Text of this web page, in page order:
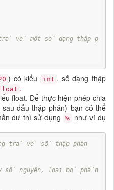
về một số dạng thập p
) có kiểu int , số dạng thập
.
float. Để thực hiện phép chia
dấu thập phân) bạn có thể
dư thì sử dụng %
như ví dụ
trả về số thập phân
số nguyên, loại bỏ phần